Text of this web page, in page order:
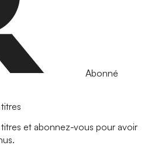
Abonné
et abonnez-vous pour avoir